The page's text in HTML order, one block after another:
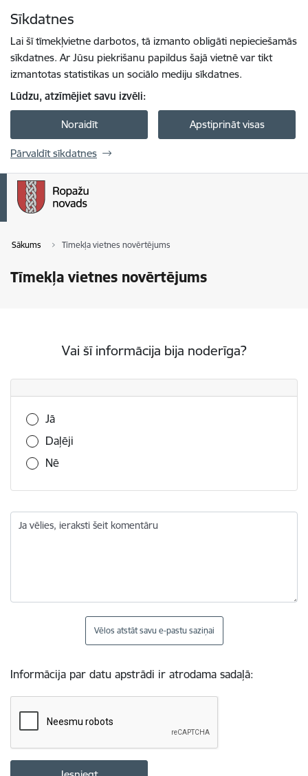
Sīkdatnes
Lai šī tīmekļvietne darbotos, tā izmanto obligāti nepieciešamās
sīkdatnes. Ar Jūsu piekrišanu papildus šajā vietnē var tikt
izmantotas statistikas un sociālo mediju sīkdatnes.
Lūdzu, atzīmējiet savu izvēli:
Noraidīt Apstiprināt visas
Pārvaldīt sīkdatnes
Sākums Tīmekļa vietnes novērtējums
Tīmekļa vietnes novērtējums
Vai šī informācija bija noderīga?
Vai šī informācija bija noderīga?
Jā
Daļēji
Nē
Ja vēlies, ieraksti šeit komentāru
Vēlos atstāt savu e-pastu saziņai
Informācija par datu apstrādi ir atrodama sadaļā: